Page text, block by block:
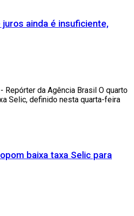
juros ainda é insuficiente,
Repórter da Agência Brasil O quarto
Selic, definido nesta quarta-feira
baixa taxa Selic para